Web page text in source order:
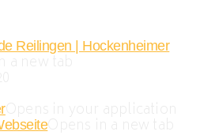
Reilingen | Hockenheimer
new tab
Opens in your application
Opens in a new tab